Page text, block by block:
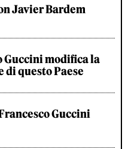
Javier Bardem
Guccini modifica la
questo Paese
Guccini